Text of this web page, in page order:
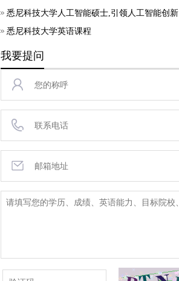
悉尼科技大学人工智能硕士,引领人工智能创新
悉尼科技大学英语课程
我要提问